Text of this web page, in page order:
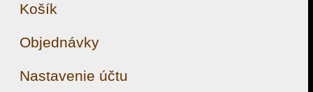
Košík
Objednávky
Nastavenie účtu